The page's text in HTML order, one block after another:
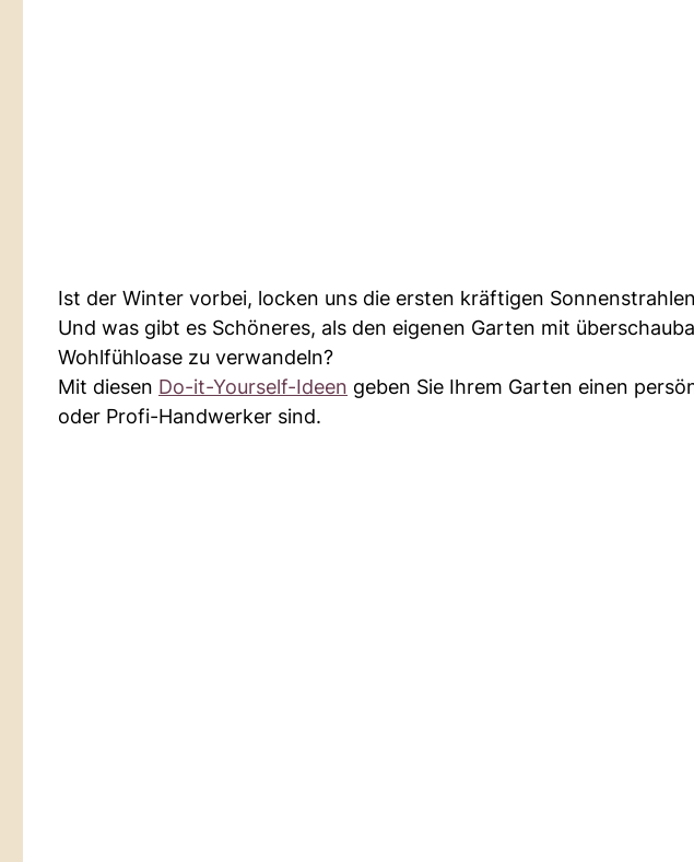
Ist der Winter vorbei, locken uns die ersten kräftigen
Und was gibt es Schöneres, als den eigenen Garten mit
Wohlfühloase zu verwandeln?
Mit diesen Do-it-Yourself-Ideen geben Sie Ihrem Garten einen
oder Profi-Handwerker sind.